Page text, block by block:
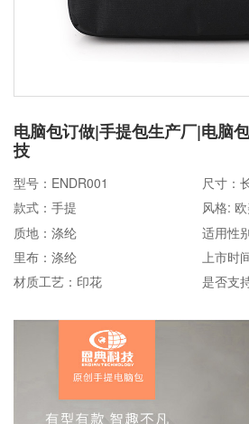
电脑包订做|手提包生产厂|电脑
技
型号：ENDR001
尺寸：
款式：手提
风格:
质地：涤纶
适用性
里布：涤纶
上市时
材质工艺：印花
是否支